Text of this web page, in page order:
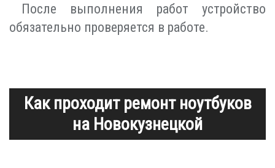
После выполнения работ устройство
обязательно проверяется в работе.
Как проходит ремонт ноутбуков
на Новокузнецкой